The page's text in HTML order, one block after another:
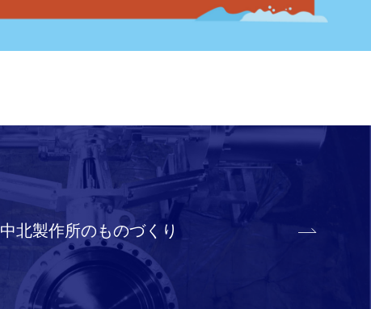
中北製作所のものづくり